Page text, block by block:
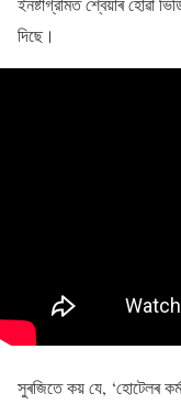
দিছে।
সুৰজিতে কয় যে, ‘হােটেলৰ